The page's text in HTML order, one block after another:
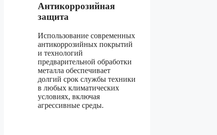
Антикоррозийная
защита
Использование современных
антикоррозийных покрытий
и технологий
предварительной обработки
металла обеспечивает
долгий срок службы техники
в любых климатических
условиях, включая
агрессивные среды.